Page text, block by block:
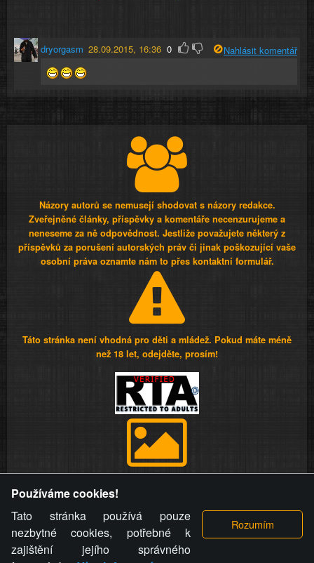
dryorgasm 28.09.2015, 16:36 0 Nahlásit komentář
Názory autorů se nemusejí shodovat s názory redakce.
Zveřejněné články, příspěvky a komentáře necenzurujeme a
neneseme za ně odpovědnost. Jestliže považujete některý z
příspěvků za porušení autorských práv či jinak poškozující vaše
osobní práva oznamte nám to přes kontaktní formulář.
Táto stránka není vhodná pro děti a mládež. Pokud máte méně
než 18 let, odejděte, prosím!
videa a komentáře. Osoba, které se toto opatření provozovatele
stránky týče, ani osoba, která umístila fotografii nebo video na
stránku, nemůže z důvodu odstranění fotografie, videa nebo
komentáře pro výše uvedenou okolnost uplatnit vůči
provozovateli stránky žádný nárok na náhradu škody nebo
Používáme cookies!
Tato stránka používá pouze
nezbytné cookies, potřebné k
zajištění jejího správného